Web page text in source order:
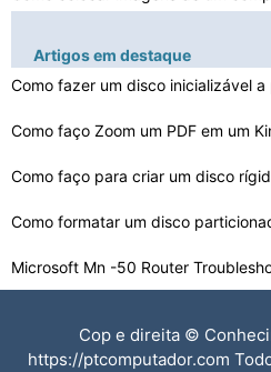
Como particionar Memória Virtual
Como fomat um disco CD -R
Artigos em destaque
Como fazer um disco inicializável a
Como faço Zoom um PDF em um
Como faço para criar um disco
Como formatar um disco
Microsoft Mn -50 Router
Como remover um Power Mac G5
Cop e direita ©
https://ptcomputador.com